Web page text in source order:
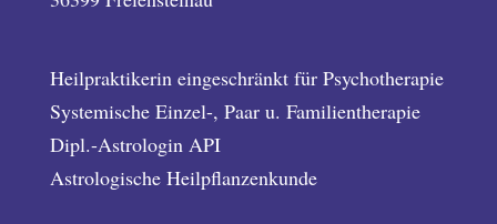
Heilpraktikerin eingeschränkt für Psychotherapie
Systemische Einzel-, Paar u. Familientherapie
Dipl.-Astrologin API
Astrologische Heilpflanzenkunde